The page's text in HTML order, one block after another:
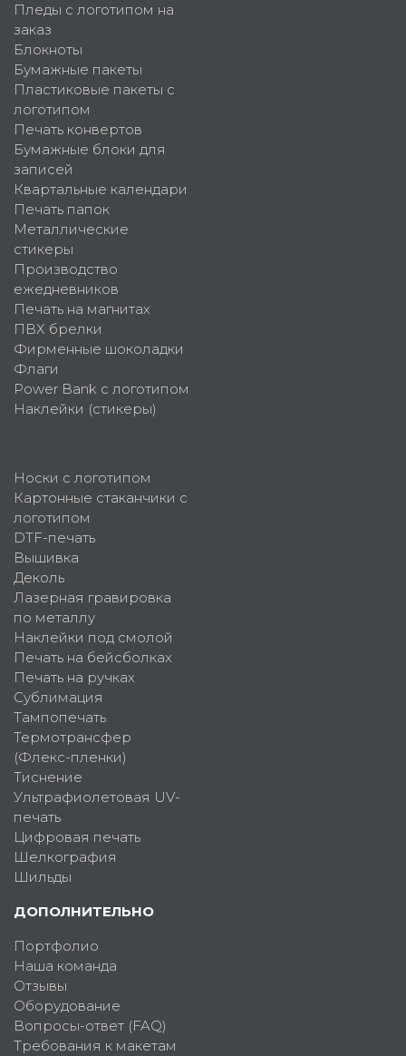
Пледы с логотипом на
заказ
Блокноты
Бумажные пакеты
Пластиковые пакеты с
логотипом
Печать конвертов
Бумажные блоки для
записей
Квартальные календари
Печать папок
Металлические
стикеры
Производство
ежедневников
Печать на магнитах
ПВХ брелки
Фирменные шоколадки
Флаги
Power Bank с логотипом
Наклейки (стикеры)
Носки с логотипом
Картонные стаканчики с
логотипом
DTF-печать
Вышивка
Деколь
Лазерная гравировка
по металлу
Наклейки под смолой
Печать на бейсболках
Печать на ручках
Сублимация
Тампопечать
Термотрансфер
(Флекс-пленки)
Тиснение
Ультрафиолетовая UV-
печать
Цифровая печать
Шелкография
Шильды
ДОПОЛНИТЕЛЬНО
Портфолио
Наша команда
Отзывы
Оборудование
Вопросы-ответ (FAQ)
Требования к макетам